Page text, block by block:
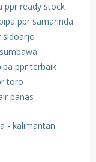
ppr ready stock
ppr samarinda
sidoarjo
ppr terbaik
toro
panas
- kalimantan